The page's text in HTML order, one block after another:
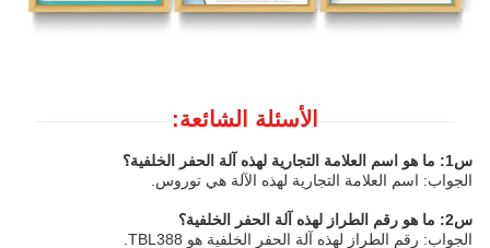
الأسئلة الشائعة:
س1: ما هو اسم العلامة التجارية لهذه آلة الحفر الخلفية؟
الجواب: اسم العلامة التجارية لهذه الآلة هي توروس.
س2: ما هو رقم الطراز لهذه آلة الحفر الخلفية؟
الجواب: رقم الطراز لهذه آلة الحفر الخلفية هو TBL388.